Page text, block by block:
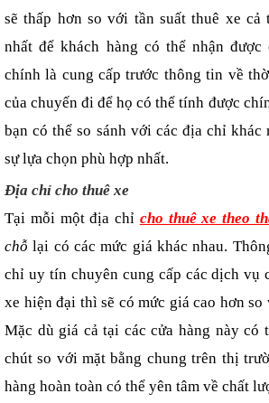
sẽ thấp hơn so với tần suất thuê xe cả
nhất để khách hàng có thể nhận
chính là cung cấp trước thông tin về
của chuyến đi để họ có thể tính được
bạn có thể so sánh với các địa chỉ khác
sự lựa chọn phù hợp nhất.
Địa chỉ cho thuê xe
Tại mỗi một địa chỉ cho thuê xe theo
chỗlại có các mức giá khác nhau.
chỉ uy tín chuyên cung cấp các dịch vụ
xe hiện đại thì sẽ có mức giá cao hơn
Mặc dù giá cả tại các cửa hàng này có
chút so với mặt bằng chung trên thị
hàng hoàn toàn có thể yên tâm về chất